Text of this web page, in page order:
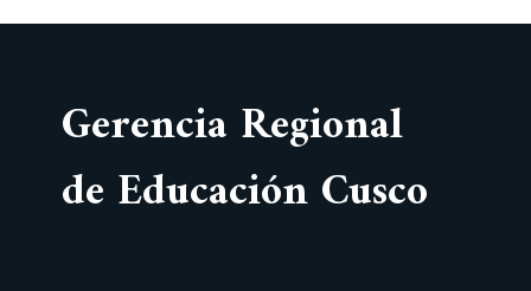
Gerencia Regional
de Educación Cusco